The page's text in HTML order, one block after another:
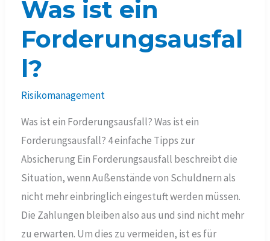
Was ist ein
Forderungsausfal
l?
Risikomanagement
Was ist ein Forderungsausfall? Was ist ein
Forderungsausfall? 4 einfache Tipps zur
Absicherung Ein Forderungsausfall beschreibt die
Situation, wenn Außenstände von Schuldnern als
nicht mehr einbringlich eingestuft werden müssen.
Die Zahlungen bleiben also aus und sind nicht mehr
zu erwarten. Um dies zu vermeiden, ist es für